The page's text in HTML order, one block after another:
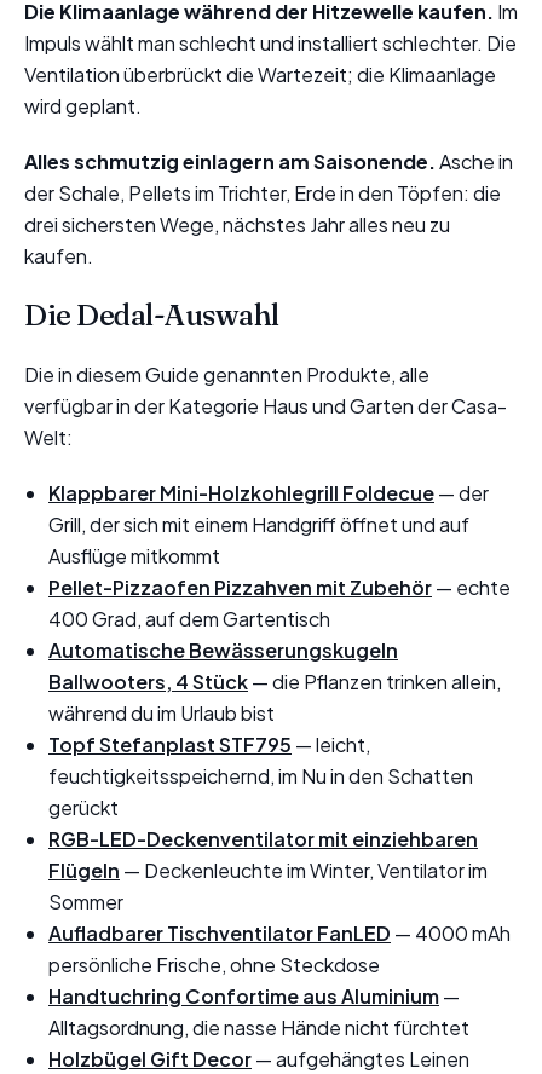
Die Klimaanlage während der Hitzewelle kaufen. Im
Impuls wählt man schlecht und installiert schlechter. Die
Ventilation überbrückt die Wartezeit; die Klimaanlage
wird geplant.
Alles schmutzig einlagern am Saisonende.Asche in
der Schale, Pellets im Trichter, Erde in den Töpfen: die
drei sichersten Wege, nächstes Jahr alles neu zu
kaufen.
Die Dedal-Auswahl
Die in diesem Guide genannten Produkte, alle
verfügbar in der Kategorie Haus und Garten der Casa-
Welt:
Klappbarer Mini-Holzkohlegrill Foldecue— der
Grill, der sich mit einem Handgriff öffnet und auf
Ausflüge mitkommt
Pellet-Pizzaofen Pizzahven mit Zubehör— echte
400 Grad, auf dem Gartentisch
Automatische Bewässerungskugeln
Ballwooters, 4 Stück— die Pflanzen trinken allein,
während du im Urlaub bist
Topf Stefanplast STF795 — leicht,
feuchtigkeitsspeichernd, im Nu in den Schatten
gerückt
RGB-LED-Deckenventilator mit einziehbaren
Flügeln — Deckenleuchte im Winter, Ventilator im
Sommer
Aufladbarer Tischventilator FanLED — 4000 mAh
persönliche Frische, ohne Steckdose
Handtuchring Confortime aus Aluminium—
Alltagsordnung, die nasse Hände nicht fürchtet
Holzbügel Gift Decor— aufgehängtes Leinen